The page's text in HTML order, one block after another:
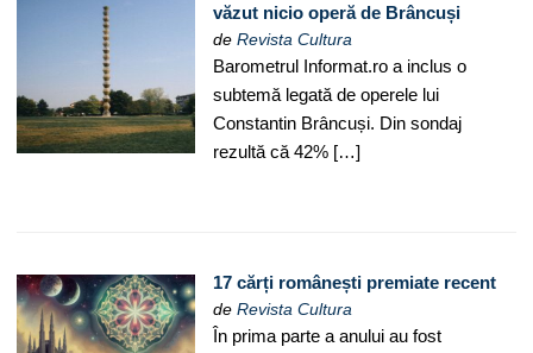
văzut nicio operă de Brâncuși
deRevista Cultura
Barometrul Informat.ro a inclus o
subtemă legată de operele lui
Constantin Brâncuși. Din sondaj
rezultă că 42% […]
17 cărți românești premiate recent
deRevista Cultura
În prima parte a anului au fost